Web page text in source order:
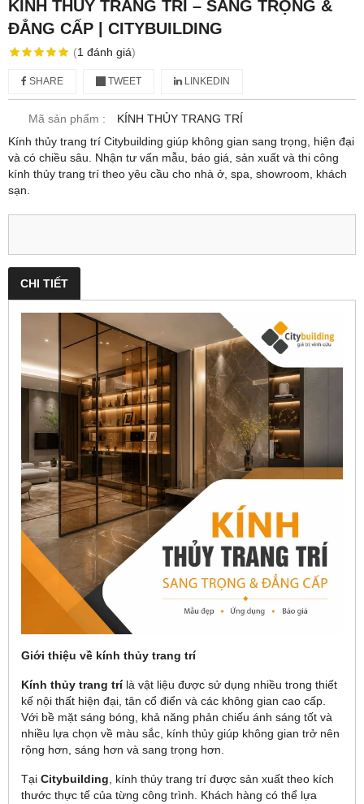
KÍNH THỦY TRANG TRÍ – SANG TRỌNG &
ĐẲNG CẤP | CITYBUILDING
(1 đánh giá)
SHARE TWEET LINKEDIN
Mã sản phẩm :
KÍNH THỦY TRANG TRÍ
Kính thủy trang trí Citybuilding giúp không gian sang trọng, hiện đại
và có chiều sâu. Nhận tư vấn mẫu, báo giá, sản xuất và thi công
kính thủy trang trí theo yêu cầu cho nhà ở, spa, showroom, khách
sạn.
CHI TIẾT
Giới thiệu về kính thủy trang trí
Kính thủy trang trílà vật liệu được sử dụng nhiều trong thiết
kế nội thất hiện đại, tân cổ điển và các không gian cao cấp.
Với bề mặt sáng bóng, khả năng phản chiếu ánh sáng tốt và
nhiều lựa chọn về màu sắc, kính thủy giúp không gian trở nên
rộng hơn, sáng hơn và sang trọng hơn.
Tại Citybuilding , kính thủy trang trí được sản xuất theo kích
thước thực tế của từng công trình. Khách hàng có thể lựa